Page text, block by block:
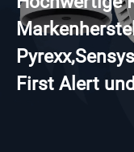
First Alert